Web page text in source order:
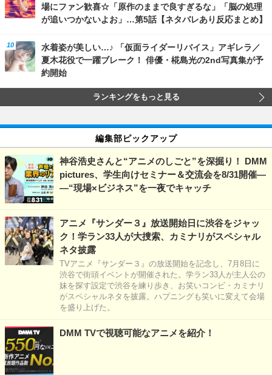
場にファン歓喜☆「原作のままで良すぎるな」「脳の処理
が追いつかないよお」…第5話【ネタバレあり反応まとめ】
水着姿が美しい…♪ 「仮面ライダーリバイス」アギレラ／
夏木花役で一躍ブレーク！ 俳優・椛島光の2nd写真集が予
約開始
ランキングをもっと見る
編集部ピックアップ
神谷浩史さんと“アニメのしごと”を深掘り！ DMM
pictures、学生向けセミナー＆交流会を8/31開催―
―“現場×ビジネス”を一夜でキャッチ
アニメ『サンダー３』放送開始日に渋谷をジャッ
ク！学ラン33人が大捜索、カミナリがスペシャル
ネタ披露
TVアニメ『サンダー３』の放送開始を記念し、7月8日に
渋谷で街頭イベントが開催された。学ラン33人が主人公の
妹を探す設定で渋谷を練り歩き、お笑いコンビ・カミナリ
がスペシャルネタを披露。ハプニングも笑いに変えて会場
を盛り上げた。
DMM TVで視聴可能なアニメを紹介！